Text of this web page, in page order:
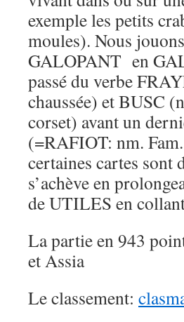
exemple les petits
moules). Nous
GALOPANT en
passé du verbe
chaussée) et BUSC
corset) avant un
(=RAFIOT: nm.
certaines cartes
s’achève en
de UTILES en
La partie en 943
et Assia
Le classement: